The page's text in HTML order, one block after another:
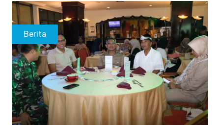
Berita